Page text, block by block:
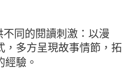
同的閱讀刺激：以漫
，多方呈現故事情節，拓
經驗。